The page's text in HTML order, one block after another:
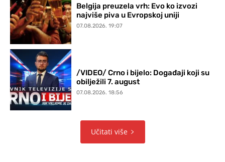
Belgija preuzela vrh: Evo ko izvozi
najviše piva u Evropskoj uniji
07.08.2026. 19:07
/VIDEO/ Crno i bijelo: Događaji koji su
obilježili 7. august
07.08.2026. 18:56
Učitati više